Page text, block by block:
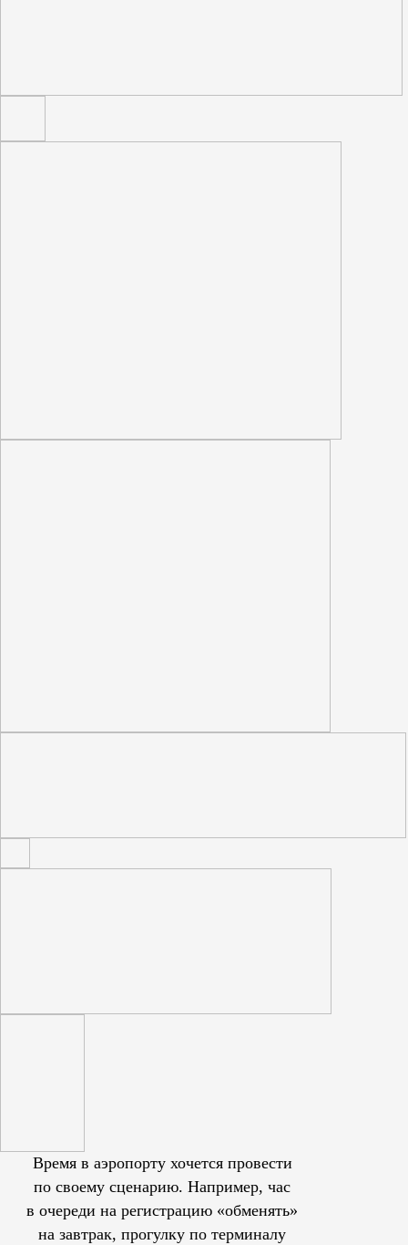
Время в аэропорту хочется провести
по своему сценарию. Например, час
в очереди на регистрацию «обменять»
на завтрак, прогулку по терминалу